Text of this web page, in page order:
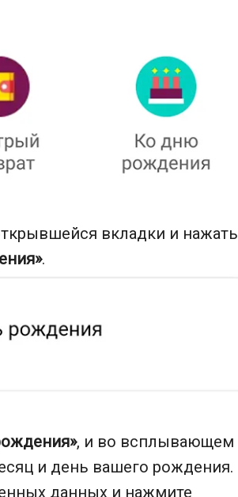
вкладки и нажать
.
, и во всплывающем
и день вашего рождения.
данных и нажмите